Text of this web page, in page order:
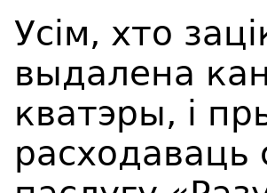
Усім, хто
выдалена
кватэры, і
расходаваць